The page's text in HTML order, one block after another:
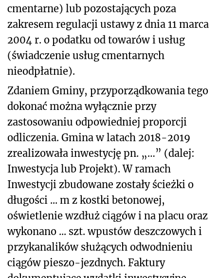
cmentarne) lub pozostających poza
zakresem regulacji ustawy z dnia 11 marca
2004 r. o podatku od towarów i usług
(świadczenie usług cmentarnych
nieodpłatnie).
Zdaniem Gminy, przyporządkowania tego
dokonać można wyłącznie przy
zastosowaniu odpowiedniej proporcji
odliczenia. Gmina w latach 2018-2019
zrealizowała inwestycję pn. „…” (dalej:
Inwestycja lub Projekt). W ramach
Inwestycji zbudowane zostały ścieżki o
długości ... m z kostki betonowej,
oświetlenie wzdłuż ciągów i na placu oraz
wykonano ... szt. wpustów deszczowych i
przykanalików służących odwodnieniu
ciągów pieszo-jezdnych. Faktury